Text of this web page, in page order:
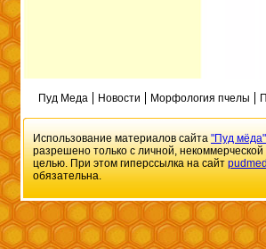
Пуд Меда Новости Морфология пчелы
Использование материалов сайта"Пуд мёда"
разрешено только с личной, некоммерческой
целью. При этом гиперссылка на сайт
обязательна.